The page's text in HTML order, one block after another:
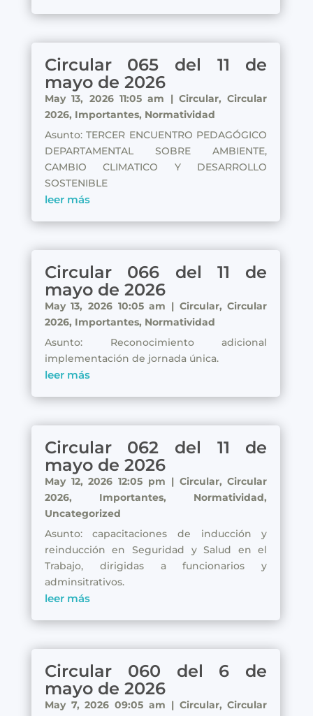
Circular 065 del 11 de
mayo de 2026
May 13, 2026 11:05 am |Circular,Circular
2026, Importantes, Normatividad
Asunto: TERCER ENCUENTRO PEDAGÓGICO
DEPARTAMENTAL SOBRE AMBIENTE,
CAMBIO CLIMATICO Y DESARROLLO
SOSTENIBLE
leer más
Circular 066 del 11 de
mayo de 2026
May 13, 2026 10:05 am | Circular,Circular
2026, Importantes, Normatividad
Asunto: Reconocimiento adicional
implementación de jornada única.
leer más
Circular 062 del 11 de
mayo de 2026
May 12, 2026 12:05 pm | Circular,Circular
2026, Importantes, Normatividad,
Uncategorized
Asunto: capacitaciones de inducción y
reinducción en Seguridad y Salud en el
Trabajo, dirigidas a funcionarios y
adminsitrativos.
leer más
Circular 060 del 6 de
mayo de 2026
May 7, 2026 09:05 am | Circular,Circular